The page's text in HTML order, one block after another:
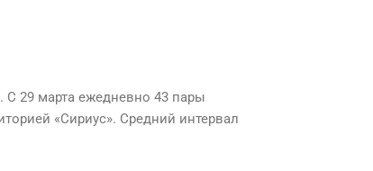
С 29 марта ежедневно 43 пары
«Сириус». Средний интервал